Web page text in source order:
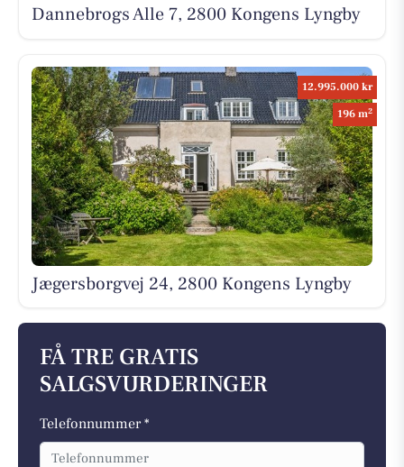
Dannebrogs Alle 7, 2800 Kongens Lyngby
12.995.000 kr
196 m2
Jægersborgvej 24, 2800 Kongens Lyngby
FÅ TRE GRATIS
SALGSVURDERINGER
Telefonnummer *